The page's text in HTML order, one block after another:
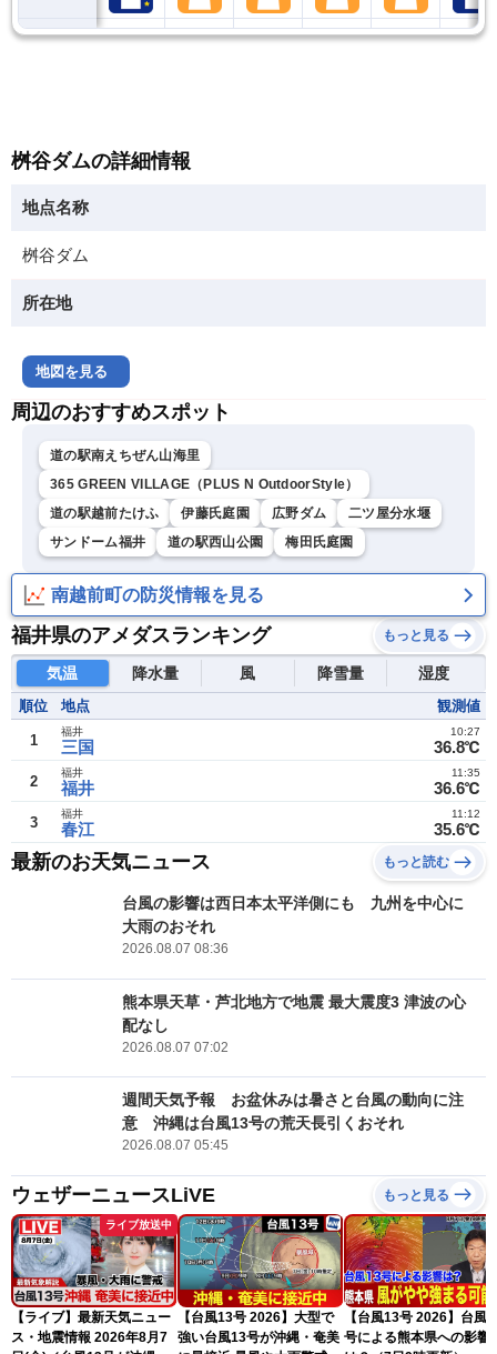
桝谷ダムの詳細情報
地点名称
桝谷ダム
所在地
地図を見る
周辺のおすすめスポット
道の駅南えちぜん山海里
365 GREEN VILLAGE（PLUS N OutdoorStyle）
道の駅越前たけふ
伊藤氏庭園 広野ダム
二ツ屋分水堰
サンドーム福井
道の駅西山公園 梅田氏庭園
南越前町の防災情報を見る
福井県のアメダスランキング もっと見る
気温 降水量 風 降雪量 湿度
順位 地点 観測値
1 三国
福井
36.8℃
10:27
2 福井
福井
36.6℃
11:35
3 春江
福井
35.6℃
11:12
最新のお天気ニュース もっと読む
台風の影響は西日本太平洋側にも 九州を中心に
大雨のおそれ
2026.08.07 08:36
熊本県天草・芦北地方で地震 最大震度3 津波の心
配なし
2026.08.07 07:02
週間天気予報 お盆休みは暑さと台風の動向に注
意 沖縄は台風13号の荒天長引くおそれ
2026.08.07 05:45
ウェザーニュースLiVE もっと見る
ライブ放送中
【ライブ】最新天気ニュー
ス・地震情報 2026年8月7
【台風13号 2026】大型で
強い台風13号が沖縄・奄美
【台風13号 2026】台風
号による熊本県への影響